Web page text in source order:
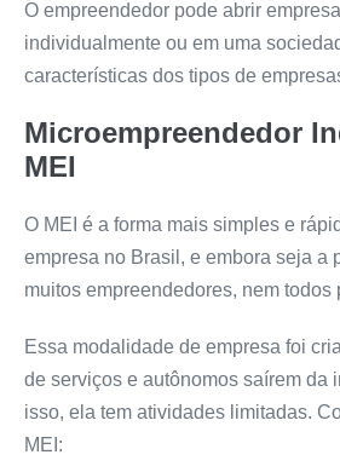
O empreendedor pode abrir
individualmente ou em uma
características dos tipos de
Microempreendedor
MEI
O MEI é a forma mais simples e
empresa no Brasil, e embora seja a
muitos empreendedores, nem todos
Essa modalidade de empresa foi
de serviços e autônomos saírem da
isso, ela tem atividades limitadas.
MEI: